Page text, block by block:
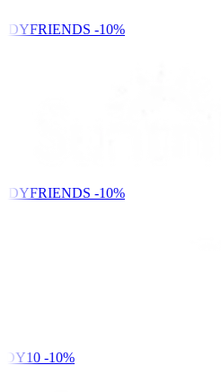
-10%
-10%
-10%